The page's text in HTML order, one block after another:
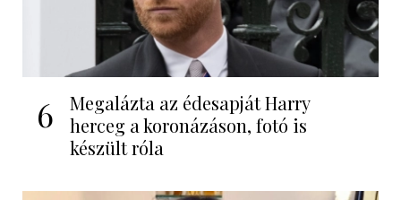
6
Megalázta az édesapját Harry
herceg a koronázáson, fotó is
készült róla